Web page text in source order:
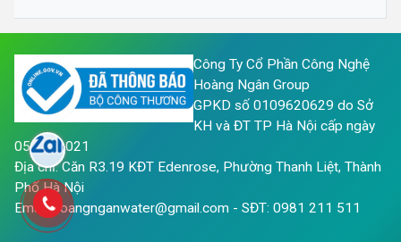
Công Ty Cổ Phần Công Nghệ
Hoàng Ngân Group
GPKD số 0109620629 do Sở
KH và ĐT TP Hà Nội cấp ngày
05/05/2021
Địa chỉ: Căn R3.19 KĐT Edenrose, Phường Thanh Liệt, Thành
Phố Hà Nội
Email: hoangnganwater@gmail.com - SĐT: 0981 211 511